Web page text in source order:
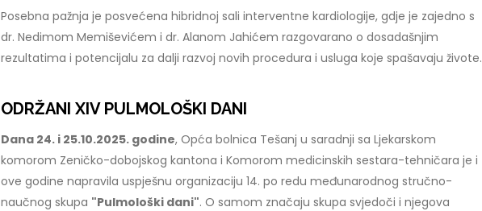
Posebna pažnja je posvećena hibridnoj sali interventne kardiologije, gdje je zajedno s
dr. Nedimom Memiševićem i dr. Alanom Jahićem razgovarano o dosadašnjim
rezultatima i potencijalu za dalji razvoj novih procedura i usluga koje spašavaju živote.
ODRŽANI XIV PULMOLOŠKI DANI
Dana 24. i 25.10.2025. godine, Opća bolnica Tešanj u saradnji sa Ljekarskom
komorom Zeničko-dobojskog kantona i Komorom medicinskih sestara-tehničara je i
ove godine napravila uspješnu organizaciju 14. po redu međunarodnog stručno-
naučnog skupa "Pulmološki dani". O samom značaju skupa svjedoči i njegova